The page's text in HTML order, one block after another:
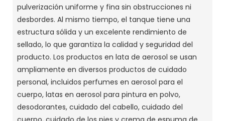
pulverización uniforme y fina sin obstrucciones ni
desbordes. Al mismo tiempo, el tanque tiene una
estructura sólida y un excelente rendimiento de
sellado, lo que garantiza la calidad y seguridad del
producto. Los productos en lata de aerosol se usan
ampliamente en diversos productos de cuidado
personal, incluidos perfumes en aerosol para el
cuerpo, latas en aerosol para pintura en polvo,
desodorantes, cuidado del cabello, cuidado del